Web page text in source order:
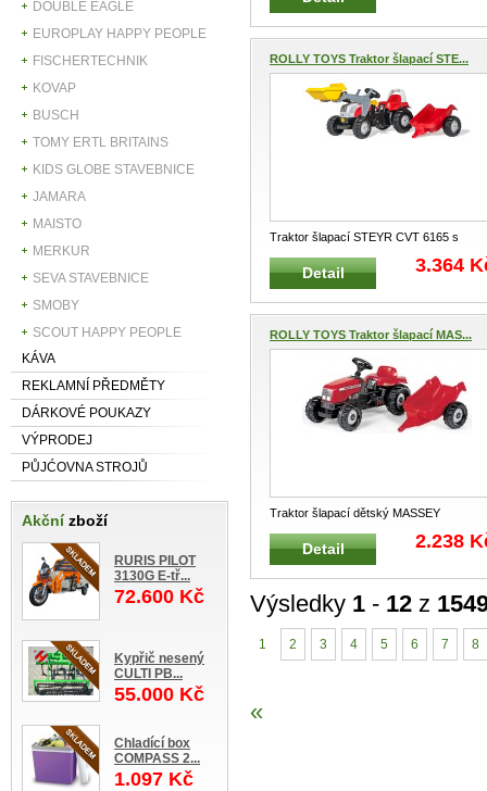
DOUBLE EAGLE
EUROPLAY HAPPY PEOPLE
FISCHERTECHNIK
KOVAP
BUSCH
TOMY ERTL BRITAINS
KIDS GLOBE STAVEBNICE
JAMARA
MAISTO
MERKUR
SEVA STAVEBNICE
SMOBY
SCOUT HAPPY PEOPLE
KÁVA
REKLAMNÍ PŘEDMĚTY
DÁRKOVÉ POUKAZY
VÝPRODEJ
PŮJĆOVNA STROJŮ
Akčnízboží
RURIS PILOT
3130G E-tř...
72.600 Kč
Kypřič nesený
CULTI PB...
55.000 Kč
Chladící box
COMPASS 2...
1.097 Kč
ROLLY TOYS Traktor šlapací STE...
Traktor šlapací STEYR CVT 6165 s
čelním nakladačem a přívěsem
ROLLYKID 0...
Detail 3.364
ROLLY TOYS Traktor šlapací MAS...
Traktor šlapací dětský MASSEY
FERGUSON s přívěsem ROLLYKID
012305...
Detail 2.238
Výsledky 1 - 12 z
1 2 3 4 5 6 7 8
«